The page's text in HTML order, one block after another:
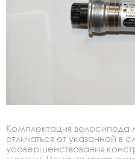
Комплектация велосипеда
отличаться от указанной в
усовершенствования